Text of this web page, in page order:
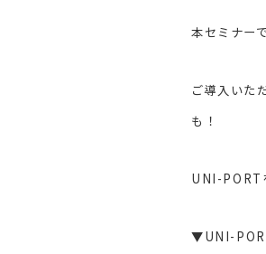
本セミナー
ご導入いた
も！
UNI-PORT
▼UNI-